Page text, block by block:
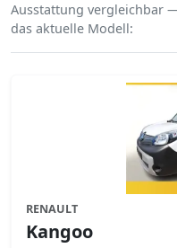
Ausstattung vergleichbar
das aktuelle Modell:
RENAULT
Kangoo